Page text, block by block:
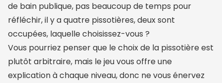
de bain publique, pas beaucoup de temps pour
réfléchir, il y a quatre pissotières, deux sont
occupées, laquelle choisissez-vous ?
Vous pourriez penser que le choix de la pissotière est
plutôt arbitraire, mais le jeu vous offre une
explication à chaque niveau, donc ne vous énervez